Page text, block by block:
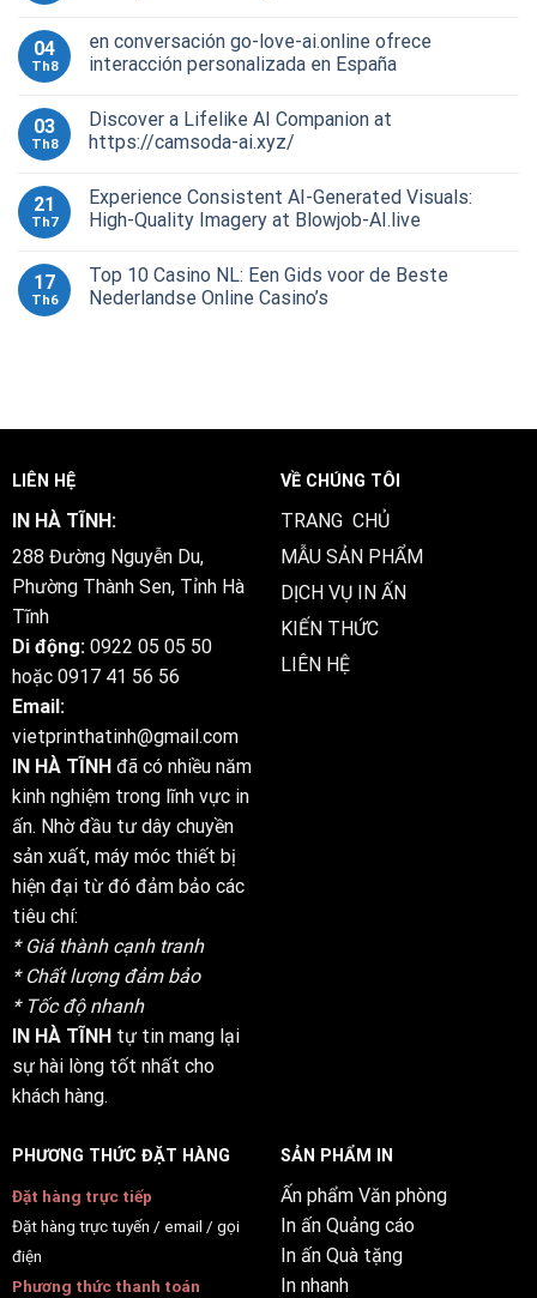
04
Th8
en conversación go-love-ai.online ofrece
interacción personalizada en España
03
Th8
Discover a Lifelike AI Companion at
https://camsoda-ai.xyz/
21
Th7
Experience Consistent AI-Generated Visuals:
High-Quality Imagery at Blowjob-AI.live
17
Th6
Top 10 Casino NL: Een Gids voor de Beste
Nederlandse Online Casino’s
LIÊN HỆ
IN HÀ TĨNH:
288 Đường Nguyễn Du,
Phường Thành Sen, Tỉnh Hà
Tĩnh
Di động: 0922 05 05 50
hoặc 0917 41 56 56
Email:
vietprinthatinh@gmail.com
IN HÀ TĨNH đã có nhiều năm
kinh nghiệm trong lĩnh vực in
ấn. Nhờ đầu tư dây chuyền
sản xuất, máy móc thiết bị
hiện đại từ đó đảm bảo các
tiêu chí:
* Giá thành cạnh tranh
* Chất lượng đảm bảo
* Tốc độ nhanh
IN HÀ TĨNHtự tin mang lại
sự hài lòng tốt nhất cho
khách hàng.
VỀ CHÚNG TÔI
TRANG CHỦ
MẪU SẢN PHẨM
DỊCH VỤ IN ẤN
KIẾN THỨC
LIÊN HỆ
PHƯƠNG THỨC ĐẶT HÀNG
Đặt hàng trực tiếp
Đặt hàng trực tuyến / email / gọi
điện
Phương thức thanh toán
SẢN PHẨM IN
Ấn phẩm Văn phòng
In ấn Quảng cáo
In ấn Quà tặng
In nhanh